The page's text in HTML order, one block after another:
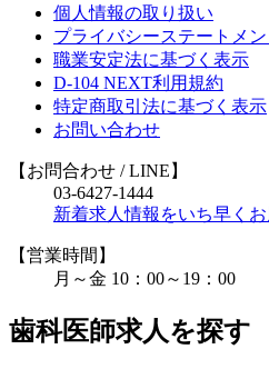
個人情報の取り扱い
プライバシーステートメン
職業安定法に基づく表示
D-104 NEXT利用規約
特定商取引法に基づく表示
お問い合わせ
【お問合わせ / LINE 】
03-6427-1444
新着求人情報をいち早くお
【営業時間】
月～金 10：00～19：00
歯科医師求人を探す